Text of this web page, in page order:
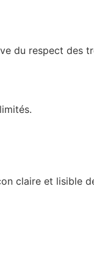
du respect des
claire et lisible